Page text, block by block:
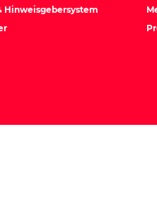
Hinweisgebersystem